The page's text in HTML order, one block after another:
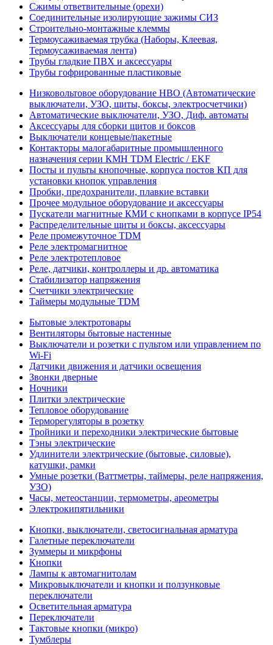
Сжимы ответвительные (орехи)
Соединительные изолирующие зажимы СИЗ
Строительно-монтажные клеммы
Термоусаживаемая трубка (Наборы, Клеевая,
Термоусаживаемая лента)
Трубы гладкие ПВХ и аксессуары
Трубы гофрированные пластиковые
Низковольтовое оборудование НВО (Автоматические
выключатели, УЗО, щиты, боксы, электросчетчики)
Автоматические выключатели, УЗО, Диф. автоматы
Аксессуары для сборки щитов и боксов
Выключатели концевые/пакетные
Контакторы малогабаритные промышленного
назначения серии КМН TDM Electric / EKF
Посты и пульты кнопочные, корпуса постов КП для
установки кнопок управления
Пробки, предохранители, плавкие вставки
Прочее модульное оборудование и аксессуары
Пускатели магнитные КМИ с кнопками в корпусе IP54
Распределительные щиты и боксы, аксессуары
Реле промежуточное TDM
Реле электромагнитное
Реле электротепловое
Реле, датчики, контроллеры и др. автоматика
Стабилизатор напряжения
Счетчики электрические
Таймеры модульные TDM
Бытовые электротовары
Вентиляторы бытовые настенные
Выключатели и розетки с пультом или управлением по
Wi-Fi
Датчики движения и датчики освещения
Звонки дверные
Ночники
Плитки электрические
Тепловое оборудование
Терморегуляторы в розетку
Тройники и переходники электрические бытовые
Тэны электрические
Удлинители электрические (бытовые, силовые),
катушки, рамки
Умные розетки (Ваттметры, таймеры, реле напряжения,
УЗО)
Часы, метеостанции, термометры, ареометры
Электрокипятильники
Кнопки, выключатели, светосигнальная арматура
Галетные переключатели
Зуммеры и микрфоны
Кнопки
Лампы к автомагнитолам
Микровыключатели и кнопки и ползунковые
переключатели
Осветительная арматура
Переключатели
Тактовые кнопки (микро)
Тумблеры